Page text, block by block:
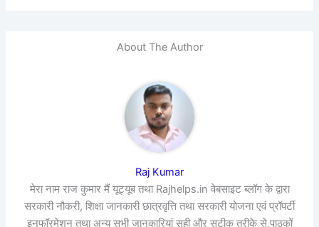
About The Author
Raj Kumar
मेरा नाम राज कुमार मैं यूट्यूब तथा Rajhelps.in वेबसाइट ब्लॉग के द्वारा
सरकारी नौकरी, शिक्षा जानकारी छात्रवृत्ति तथा सरकारी योजना एवं प्रॉपर्टी
इनफॉरमेशन तथा अन्य सभी जानकारियां सही और सटीक तरीके से,पाठकों